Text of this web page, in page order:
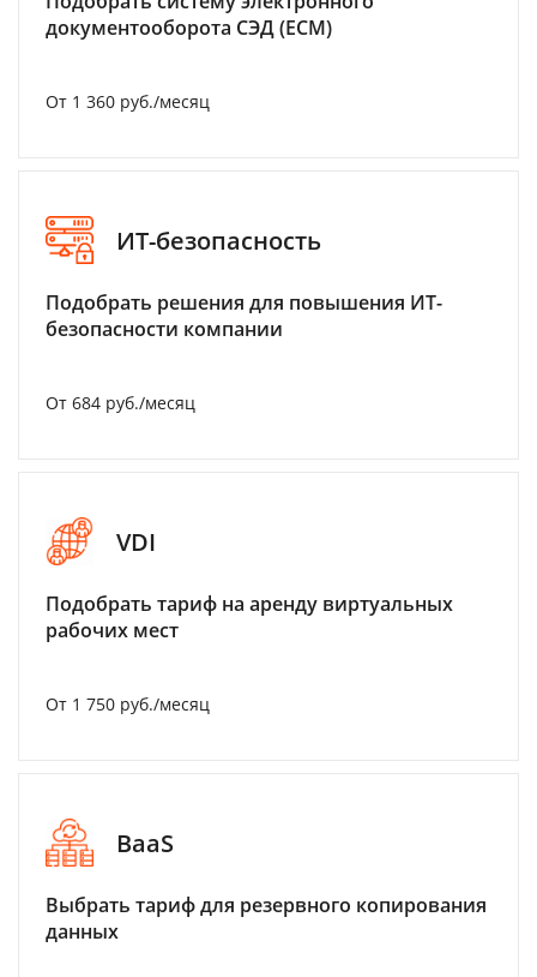
документооборота СЭД (ECM)
От 1 360 руб./месяц
ИТ-безопасность
Подобрать решения для повышения ИТ-
безопасности компании
От 684 руб./месяц
VDI
Подобрать тариф на аренду виртуальных
рабочих мест
От 1 750 руб./месяц
BaaS
Выбрать тариф для резервного копирования
данных